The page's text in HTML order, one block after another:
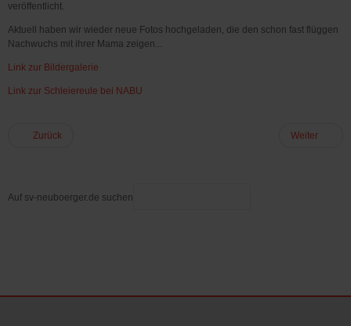
veröffentlicht.
Aktuell haben wir wieder neue Fotos hochgeladen, die den schon fast flüggen
Nachwuchs mit ihrer Mama zeigen...
Link zur Bildergalerie
Link zur Schleiereule bei NABU
Zurück Weiter
Auf sv-neuboerger.de suchen